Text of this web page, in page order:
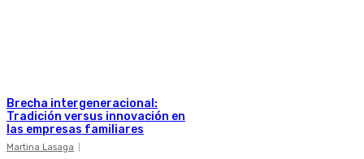
Brecha intergeneracional:
Tradición versus innovación en
las empresas familiares
Martina Lasaga